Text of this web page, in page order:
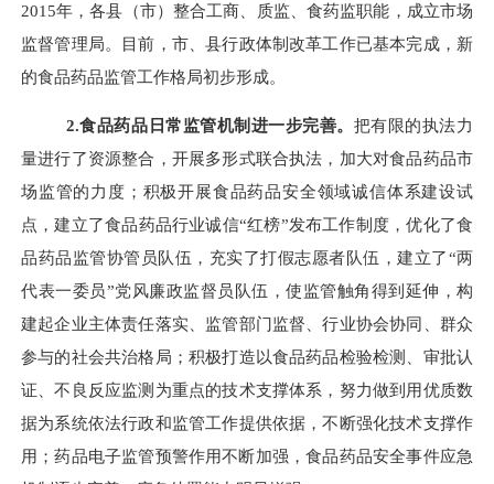
2015年，各县（市）整合工商、质监、食药监职能，成立市场
监督管理局。目前，市、县行政体制改革工作已基本完成，新
的食品药品监管工作格局初步形成。
2.食品药品日常监管机制进一步完善。 把有限的执法力
量进行了资源整合，开展多形式联合执法，加大对食品药品市
场监管的力度；积极开展食品药品安全领域诚信体系建设试
点，建立了食品药品行业诚信“红榜”发布工作制度，优化了食
品药品监管协管员队伍，充实了打假志愿者队伍，建立了“两
代表一委员”党风廉政监督员队伍，使监管触角得到延伸，构
建起企业主体责任落实、监管部门监督、行业协会协同、群众
参与的社会共治格局；积极打造以食品药品检验检测、审批认
证、不良反应监测为重点的技术支撑体系，努力做到用优质数
据为系统依法行政和监管工作提供依据，不断强化技术支撑作
用；药品电子监管预警作用不断加强，食品药品安全事件应急